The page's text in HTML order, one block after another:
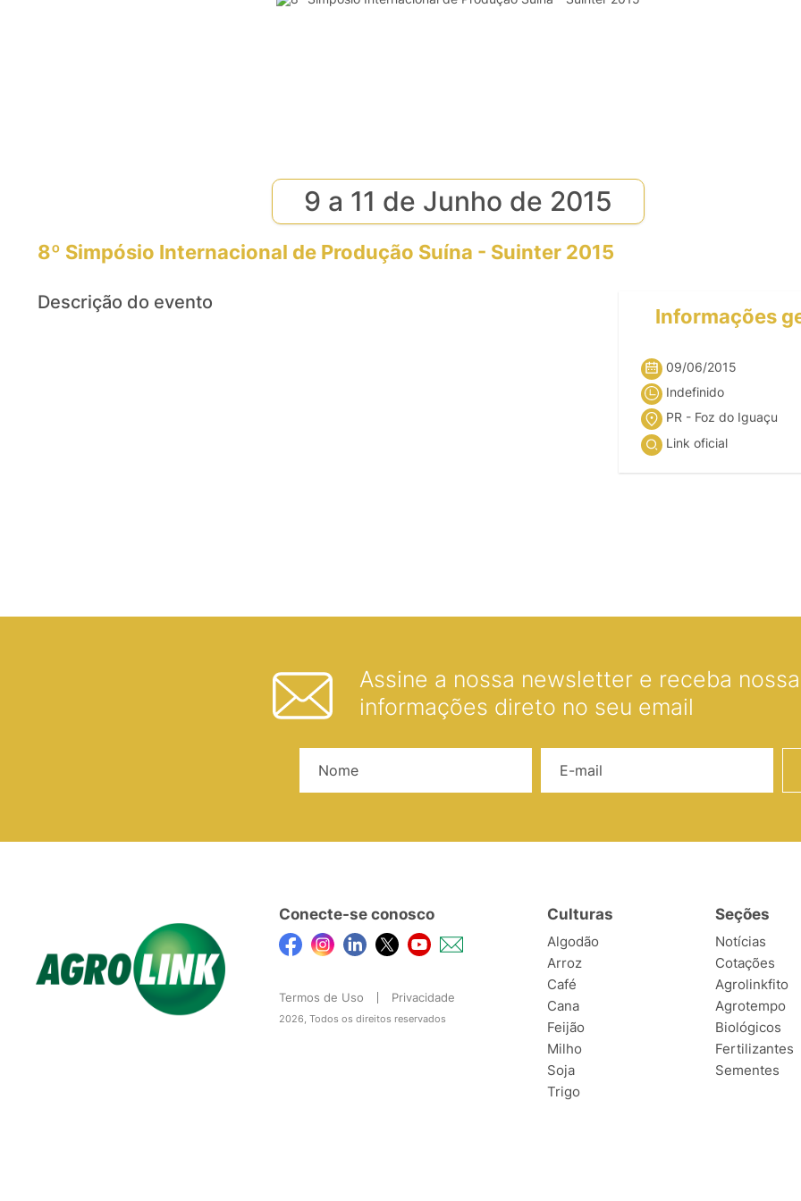
9 a 11 de Junho de 2015
8º Simpósio Internacional de Produção Suína - Suinter 2015
Descrição do evento
Informações
09/06/2015
Indefinido
PR - Foz do Iguaçu
Link oficial
Assine a nossa newsletter e receba
informações direto no seu email
Conecte-se conosco
Termos de Uso Privacidade
2026, Todos os direitos reservados
Culturas
Algodão
Arroz
Café
Cana
Feijão
Milho
Soja
Trigo
Seções
Notícias
Cotações
Agrolinkfito
Agrotempo
Biológicos
Fertilizantes
Sementes